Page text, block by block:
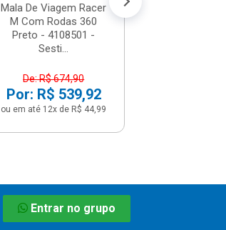
Mala De Viagem Racer
M Com Rodas 360
Preto - 4108501 -
Sesti...
De: R$ 674,90
Por: R$ 539,92
ou em até 12x de R$ 44,99
Entrar no grupo